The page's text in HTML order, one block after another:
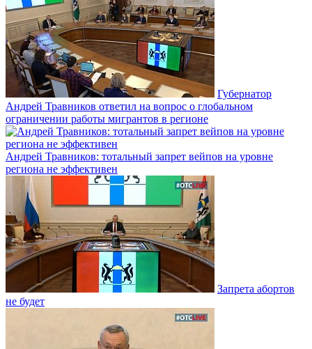
Губернатор
Андрей Травников ответил на вопрос о глобальном
ограничении работы мигрантов в регионе
Андрей Травников: тотальный запрет вейпов на уровне
региона не эффективен
Запрета абортов
не будет